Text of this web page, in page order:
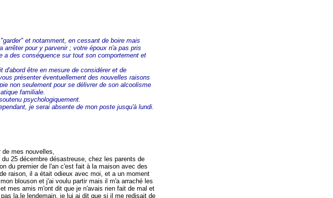
et notamment, en cessant de boire mais
pour y parvenir ; votre époux n'a pas pris
a des conséquence sur tout son comportement et
être en mesure de considérer et de
présenter éventuellement des nouvelles raisons
non seulement pour se délivrer de son alcoolisme
familiale.
psychologiquement.
je serai absente de mon poste jusqu'à lundi.
de mes nouvelles,
25 décembre désastreuse, chez les parents de
du premier de l'an c'est fait à la maison avec des
raison, il a était odieux avec moi, et a un moment
blouson et j'ai voulu partir mais il m'a arraché les
mes amis m'ont dit que je n'avais rien fait de mal et
la.le lendemain, je lui ai dit que si il me redisait de